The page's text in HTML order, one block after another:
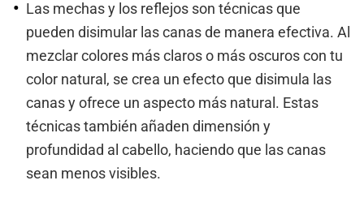
Las mechas y los reflejos son técnicas que
pueden disimular las canas de manera efectiva. Al
mezclar colores más claros o más oscuros con tu
color natural, se crea un efecto que disimula las
canas y ofrece un aspecto más natural. Estas
técnicas también añaden dimensión y
profundidad al cabello, haciendo que las canas
sean menos visibles.